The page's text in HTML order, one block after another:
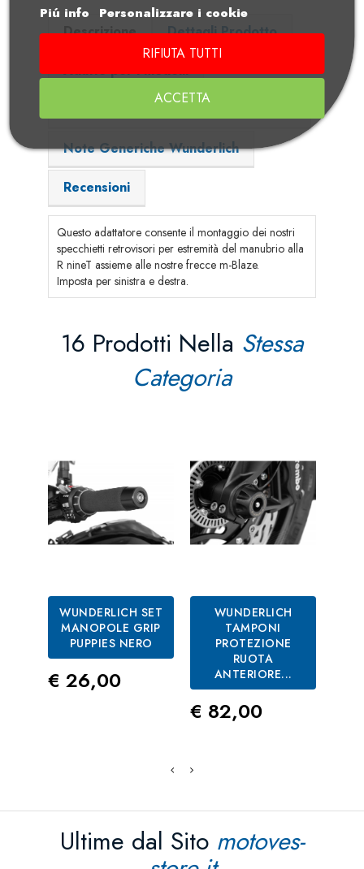
Descrizione Dettagli Prodotto
Adatto per i modelli
Note Generiche Wunderlich
Recensioni
Questo adattatore consente il montaggio dei nostri
specchietti retrovisori per estremità del manubrio alla
R nineT assieme alle nostre frecce m-Blaze.
Imposta per sinistra e destra.
16 Prodotti Nella Stessa
Categoria
WUNDERLICH SET
MANOPOLE GRIP
PUPPIES NERO
Prezzo
€ 26,00
WUNDERLICH
TAMPONI
PROTEZIONE
RUOTA
ANTERIORE...
Prezzo
€ 82,00
Ultime dal Sito motoves-
Piú info
Personalizzare i cookie
RIFIUTA TUTTI
ACCETTA